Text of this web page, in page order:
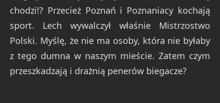
chodzi!? Przecież Poznań i Poznaniacy kochają
sport. Lech wywalczył właśnie Mistrzostwo
Polski. Myślę, że nie ma osoby, która nie byłaby
z tego dumna w naszym mieście. Zatem czym
przeszkadzają i drażnią penerów biegacze?